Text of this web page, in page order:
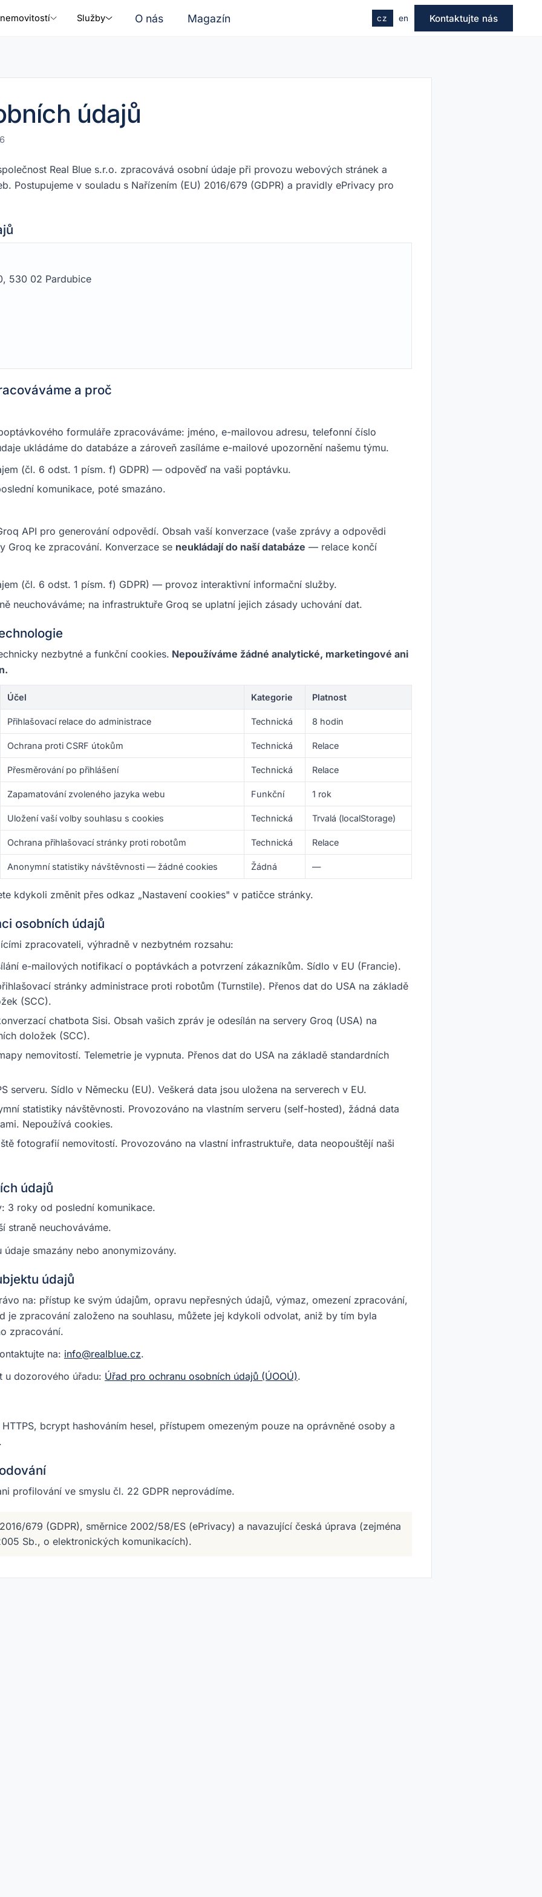
Služby O nás Magazín cz en Kontaktujte nás
údajů
Real Blue s.r.o. zpracovává osobní údaje při provozu webových stránek a
Postupujeme v souladu s Nařízením (EU) 2016/679 (GDPR) a pravidly ePrivacy pro
530 02 Pardubice
a proč
formuláře zpracováváme: jméno, e-mailovou adresu, telefonní číslo
ukládáme do databáze a zároveň zasíláme e-mailové upozornění našemu týmu.
(čl. 6 odst. 1 písm. f) GDPR) — odpověď na vaši poptávku.
komunikace, poté smazáno.
API pro generování odpovědí. Obsah vaší konverzace (vaše zprávy a odpovědi
Groq ke zpracování. Konverzace se neukládají do naší databáze — relace končí
(čl. 6 odst. 1 písm. f) GDPR) — provoz interaktivní informační služby.
neuchováváme; na infrastruktuře Groq se uplatní jejich zásady uchování dat.
nezbytné a funkční cookies. Nepoužíváme žádné analytické, marketingové ani
Účel Kategorie Platnost
Přihlašovací relace do administrace Technická 8 hodin
Ochrana proti CSRF útokům Technická Relace
Přesměrování po přihlášení Technická Relace
Zapamatování zvoleného jazyka webu Funkční 1 rok
Uložení vaší volby souhlasu s cookies Technická Trvalá (localStorage)
Ochrana přihlašovací stránky proti robotům Technická Relace
Anonymní statistiky návštěvnosti — žádné cookies Žádná —
kdykoli změnit přes odkaz „Nastavení cookies" v patičce stránky.
osobních údajů
zpracovateli, výhradně v nezbytném rozsahu:
e-mailových notifikací o poptávkách a potvrzení zákazníkům. Sídlo v EU (Francie).
stránky administrace proti robotům (Turnstile). Přenos dat do USA na základě
(SCC).
chatbota Sisi. Obsah vašich zpráv je odesílán na servery Groq (USA) na
doložek (SCC).
nemovitostí. Telemetrie je vypnuta. Přenos dat do USA na základě standardních
serveru. Sídlo v Německu (EU). Veškerá data jsou uložena na serverech v EU.
statistiky návštěvnosti. Provozováno na vlastním serveru (self-hosted), žádná data
Nepoužívá cookies.
fotografií nemovitostí. Provozováno na vlastní infrastruktuře, data neopouštějí naši
údajů
3 roky od poslední komunikace.
straně neuchováváme.
smazány nebo anonymizovány.
údajů
na: přístup ke svým údajům, opravu nepřesných údajů, výmaz, omezení zpracování,
je zpracování založeno na souhlasu, můžete jej kdykoli odvolat, aniž by tím byla
zpracování.
na: info@realblue.cz.
u dozorového úřadu: Úřad pro ochranu osobních údajů (ÚOOÚ).
bcrypt hashováním hesel, přístupem omezeným pouze na oprávněné osoby a
profilování ve smyslu čl. 22 GDPR neprovádíme.
679 (GDPR), směrnice 2002/58/ES (ePrivacy) a navazující česká úprava (zejména
Sb., o elektronických komunikacích).